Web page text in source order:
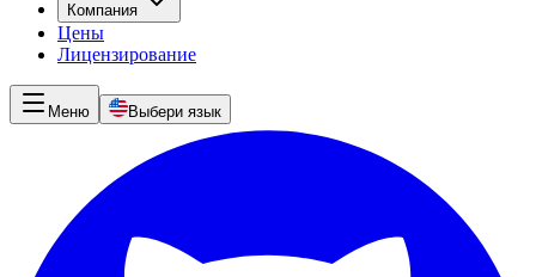
Компания
Цены
Лицензирование
Меню Выбери язык